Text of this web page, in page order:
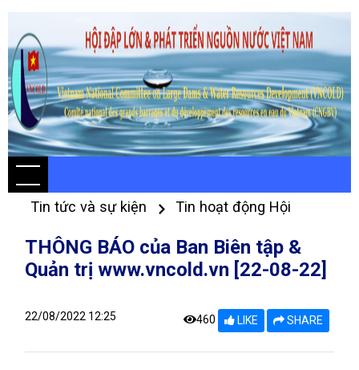
Tin tức và sự kiện Tin hoạt động Hội
THÔNG BÁO của Ban Biên tập &
Quản trị www.vncold.vn [22-08-22]
22/08/2022 12:25 460 LIKE SHARE